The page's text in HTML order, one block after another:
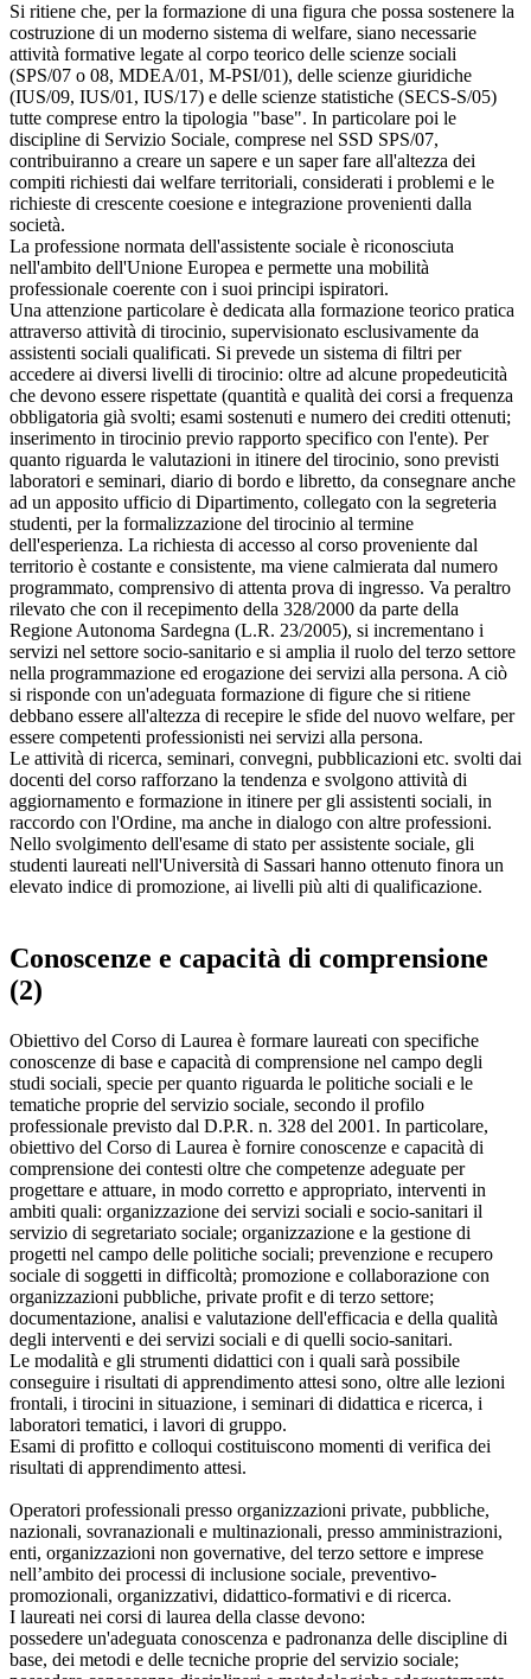
Si ritiene che, per la formazione di una figura che possa sostenere la
costruzione di un moderno sistema di welfare, siano necessarie
attività formative legate al corpo teorico delle scienze sociali
(SPS/07 o 08, MDEA/01, M-PSI/01), delle scienze giuridiche
(IUS/09, IUS/01, IUS/17) e delle scienze statistiche (SECS-S/05)
tutte comprese entro la tipologia "base". In particolare poi le
discipline di Servizio Sociale, comprese nel SSD SPS/07,
contribuiranno a creare un sapere e un saper fare all'altezza dei
compiti richiesti dai welfare territoriali, considerati i problemi e le
richieste di crescente coesione e integrazione provenienti dalla
società.
La professione normata dell'assistente sociale è riconosciuta
nell'ambito dell'Unione Europea e permette una mobilità
professionale coerente con i suoi principi ispiratori.
Una attenzione particolare è dedicata alla formazione teorico pratica
attraverso attività di tirocinio, supervisionato esclusivamente da
assistenti sociali qualificati. Si prevede un sistema di filtri per
accedere ai diversi livelli di tirocinio: oltre ad alcune propedeuticità
che devono essere rispettate (quantità e qualità dei corsi a frequenza
obbligatoria già svolti; esami sostenuti e numero dei crediti ottenuti;
inserimento in tirocinio previo rapporto specifico con l'ente). Per
quanto riguarda le valutazioni in itinere del tirocinio, sono previsti
laboratori e seminari, diario di bordo e libretto, da consegnare anche
ad un apposito ufficio di Dipartimento, collegato con la segreteria
studenti, per la formalizzazione del tirocinio al termine
dell'esperienza. La richiesta di accesso al corso proveniente dal
territorio è costante e consistente, ma viene calmierata dal numero
programmato, comprensivo di attenta prova di ingresso. Va peraltro
rilevato che con il recepimento della 328/2000 da parte della
Regione Autonoma Sardegna (L.R. 23/2005), si incrementano i
servizi nel settore socio-sanitario e si amplia il ruolo del terzo settore
nella programmazione ed erogazione dei servizi alla persona. A ciò
si risponde con un'adeguata formazione di figure che si ritiene
debbano essere all'altezza di recepire le sfide del nuovo welfare, per
essere competenti professionisti nei servizi alla persona.
Le attività di ricerca, seminari, convegni, pubblicazioni etc. svolti dai
docenti del corso rafforzano la tendenza e svolgono attività di
aggiornamento e formazione in itinere per gli assistenti sociali, in
raccordo con l'Ordine, ma anche in dialogo con altre professioni.
Nello svolgimento dell'esame di stato per assistente sociale, gli
studenti laureati nell'Università di Sassari hanno ottenuto finora un
elevato indice di promozione, ai livelli più alti di qualificazione.
Conoscenze e capacità di comprensione
(2)
Obiettivo del Corso di Laurea è formare laureati con specifiche
conoscenze di base e capacità di comprensione nel campo degli
studi sociali, specie per quanto riguarda le politiche sociali e le
tematiche proprie del servizio sociale, secondo il profilo
professionale previsto dal D.P.R. n. 328 del 2001. In particolare,
obiettivo del Corso di Laurea è fornire conoscenze e capacità di
comprensione dei contesti oltre che competenze adeguate per
progettare e attuare, in modo corretto e appropriato, interventi in
ambiti quali: organizzazione dei servizi sociali e socio-sanitari il
servizio di segretariato sociale; organizzazione e la gestione di
progetti nel campo delle politiche sociali; prevenzione e recupero
sociale di soggetti in difficoltà; promozione e collaborazione con
organizzazioni pubbliche, private profit e di terzo settore;
documentazione, analisi e valutazione dell'efficacia e della qualità
degli interventi e dei servizi sociali e di quelli socio-sanitari.
Le modalità e gli strumenti didattici con i quali sarà possibile
conseguire i risultati di apprendimento attesi sono, oltre alle lezioni
frontali, i tirocini in situazione, i seminari di didattica e ricerca, i
laboratori tematici, i lavori di gruppo.
Esami di profitto e colloqui costituiscono momenti di verifica dei
risultati di apprendimento attesi.
Operatori professionali presso organizzazioni private, pubbliche,
nazionali, sovranazionali e multinazionali, presso amministrazioni,
enti, organizzazioni non governative, del terzo settore e imprese
nell’ambito dei processi di inclusione sociale, preventivo-
promozionali, organizzativi, didattico-formativi e di ricerca.
I laureati nei corsi di laurea della classe devono:
possedere un'adeguata conoscenza e padronanza delle discipline di
base, dei metodi e delle tecniche proprie del servizio sociale;